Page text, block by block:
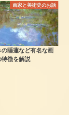
画家と美術史のお話
の睡蓮など有名な画
徴を解説